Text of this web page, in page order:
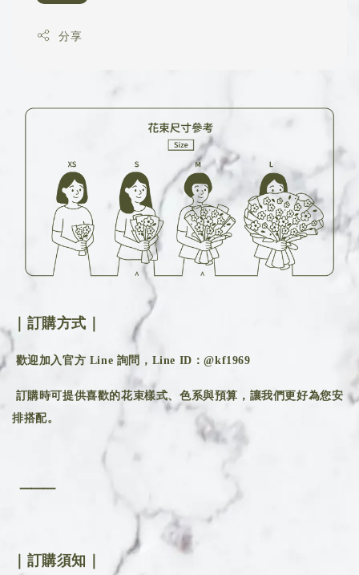
分享
｜訂購方式｜
歡迎加入官方 Line 詢問，Line ID：@kf1969
訂購時可提供喜歡的花束樣式、色系與預算，讓我們更好為您安
排搭配。
⸻
｜訂購須知｜